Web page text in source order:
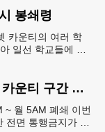
봉쇄령
카운티의 여러 학
일선 학교들에 일
주말 포장공사로 I-285 캅 카운티 구간 통행금지
~ 월 5AM 폐쇄 이번
전면 통행금지가 시